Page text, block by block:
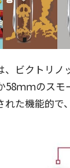
ビクトリ
58ｍｍのス
た機能的で